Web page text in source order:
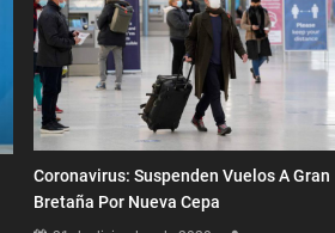
Coronavirus: Suspenden Vuelos A Gran
Bretaña Por Nueva Cepa